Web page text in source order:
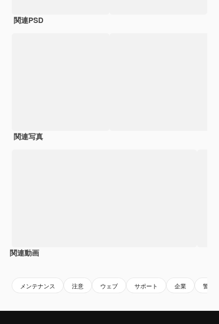
関連PSD
関連写真
関連動画
メンテナンス 注意 ウェブ サポート 企業 警告